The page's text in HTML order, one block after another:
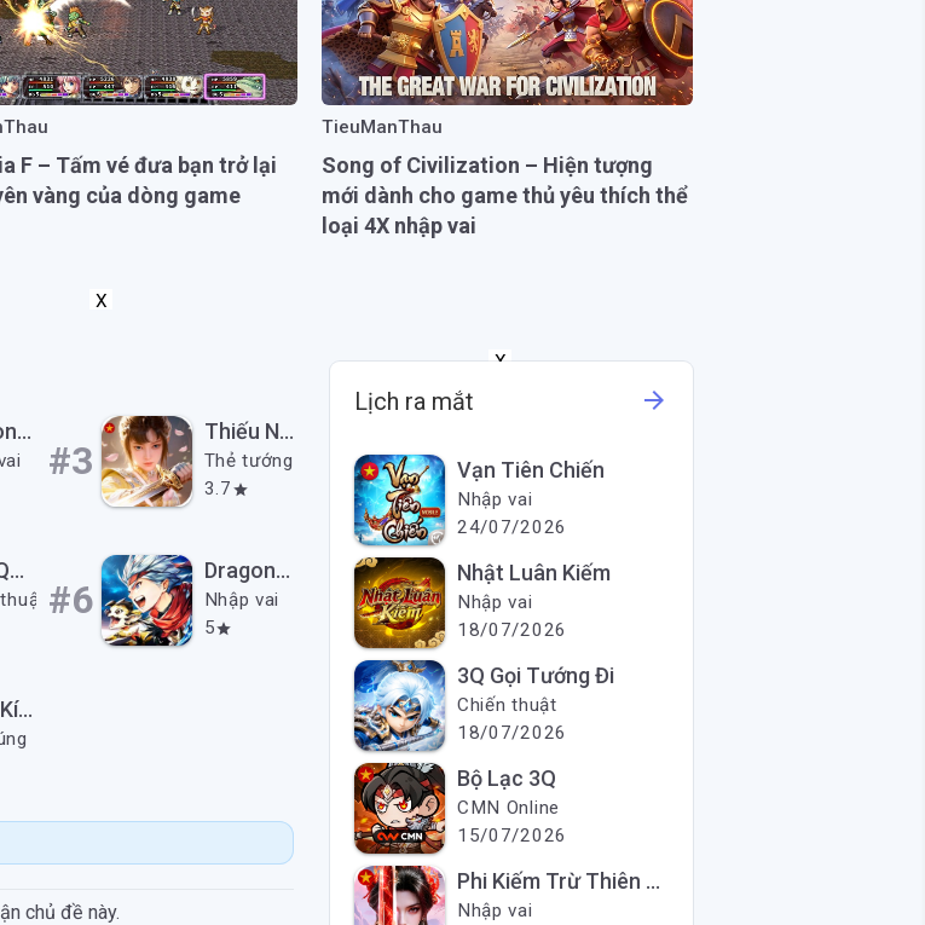
F – Tấm vé đưa bạn trở lại
vàng của dòng game
TieuManThau
Song of Civilization – Hiện tượng
mới dành cho game thủ yêu thích thể
loại 4X nhập vai
X
Dragon Traveler VN
#3
Thiếu Niên Ca Hành: Khởi Động
Thẻ tướng
3.7 star
Tam Quốc Chí Chiến Lược
#6
Dragon Hunters: Heroes Legend
Nhập vai
5star
Phục Kích mobile
chủ đề này.
X
Lịch ra mắt arrow_forward
Vạn Tiên Chiến
Nhập vai
24/07/2026
Nhật Luân Kiếm
Nhập vai
18/07/2026
3Q Gọi Tướng Đi
Chiến thuật
18/07/2026
Bộ Lạc 3Q
CMN Online
15/07/2026
Phi Kiếm Trừ Thiên Ma
Nhập vai